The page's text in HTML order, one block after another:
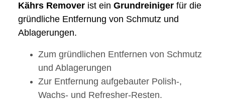
Kährs Remover ist ein Grundreiniger für die
gründliche Entfernung von Schmutz und
Ablagerungen.
Zum gründlichen Entfernen von Schmutz
und Ablagerungen
Zur Entfernung aufgebauter Polish-,
Wachs- und Refresher-Resten.